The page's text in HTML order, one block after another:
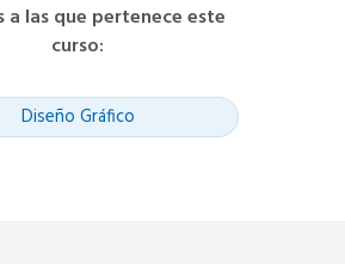
a las que pertenece este
curso:
Diseño Gráfico